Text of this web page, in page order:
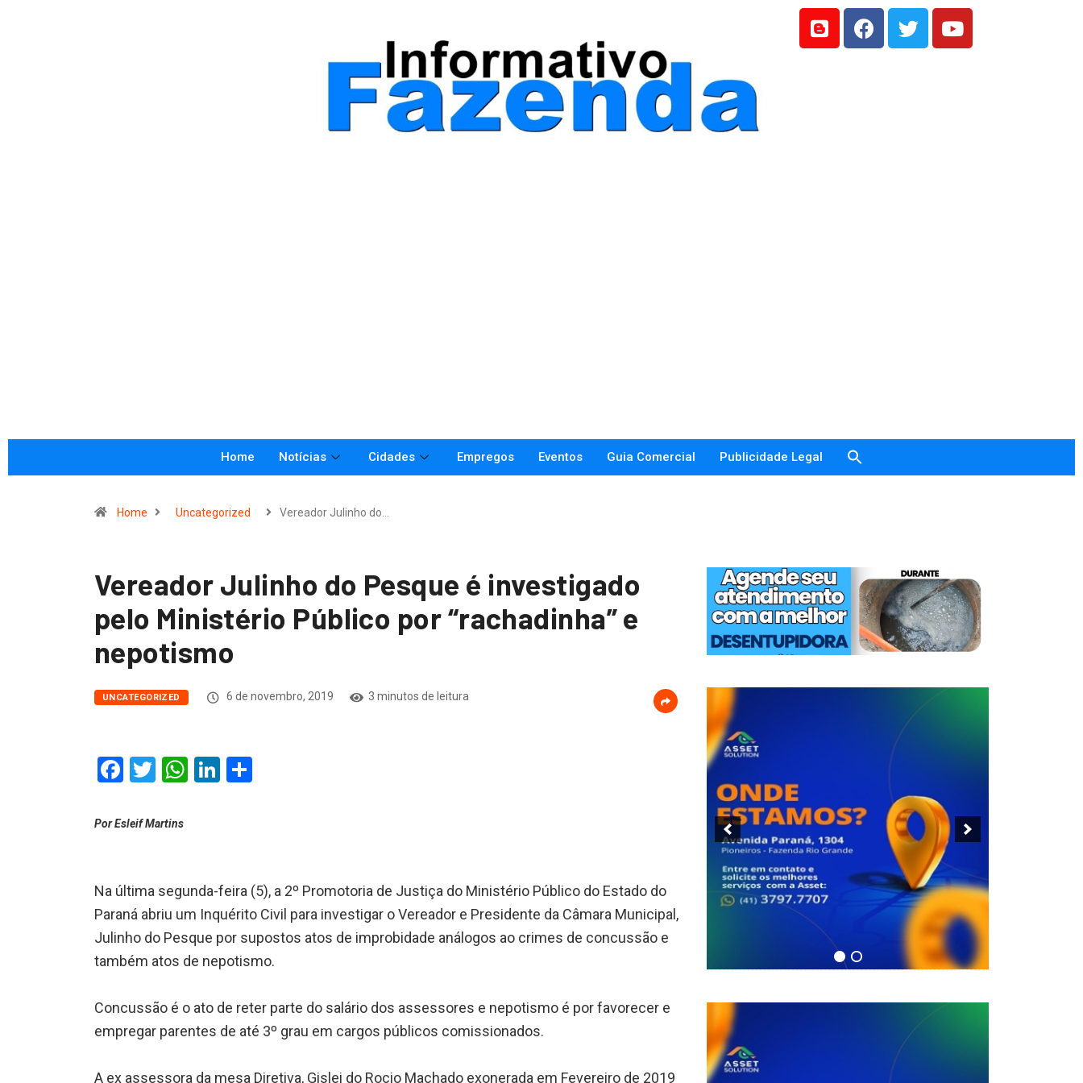
Home Notícias Cidades Empregos Eventos Guia Comercial Publicidade Legal
Home Uncategorized Vereador Julinho do…
Vereador Julinho do Pesque é investigado
pelo Ministério Público por “rachadinha” e
nepotismo
UNCATEGORIZED 6 de novembro, 2019 3 minutos de leitura
Facebook
Twitter
WhatsApp
LinkedIn
Por Esleif Martins
Na última segunda-feira (5), a 2º Promotoria de Justiça do Ministério Público do Estado do
Paraná abriu um Inquérito Civil para investigar o Vereador e Presidente da Câmara Municipal,
Julinho do Pesque por supostos atos de improbidade análogos ao crimes de concussão e
também atos de nepotismo.
Concussão é o ato de reter parte do salário dos assessores e nepotismo é por favorecer e
empregar parentes de até 3º grau em cargos públicos comissionados.
A ex assessora da mesa Diretiva, Gislei do Rocio Machado exonerada em Fevereiro de 2019